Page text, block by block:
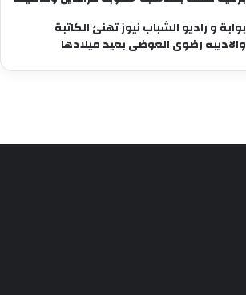
بوابة و راديو الشباب نيوز تهنئ الكاتبة
والاديبه رضوى العوضى بعيد ميلادها